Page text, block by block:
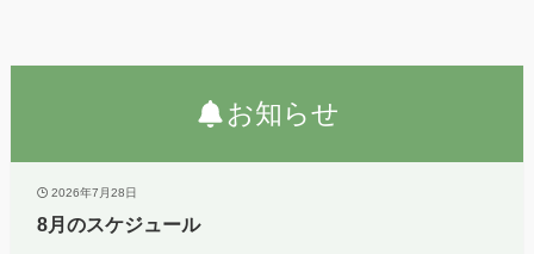
お知らせ
2026年7月28日
8月のスケジュール